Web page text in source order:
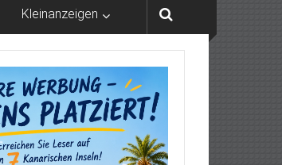
Kleinanzeigen